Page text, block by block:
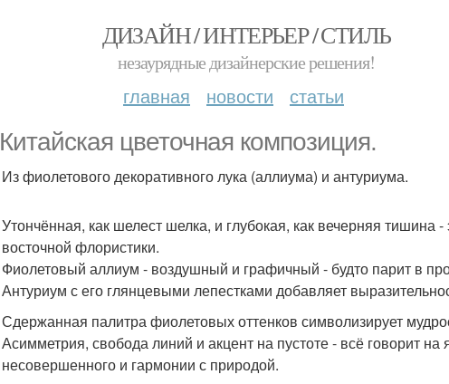
ДИЗАЙН / ИНТЕРЬЕР / СТИЛЬ
незаурядные дизайнерские решения!
главная новости статьи
Китайская цветочная композиция.
Из фиолетового декоративного лука (аллиума) и антуриума.
Утончённая, как шелест шелка, и глубокая, как вечерняя тишина
восточной флористики.
Фиолетовый аллиум - воздушный и графичный - будто парит в
Антуриум с его глянцевыми лепестками добавляет
Сдержанная палитра фиолетовых оттенков символизирует
Асимметрия, свобода линий и акцент на пустоте - всё говорит
несовершенного и гармонии с природой.